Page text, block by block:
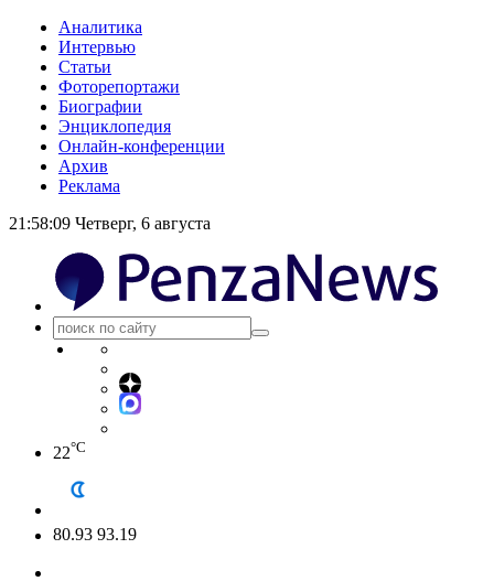
Аналитика
Интервью
Статьи
Фоторепортажи
Биографии
Энциклопедия
Онлайн-конференции
Архив
Реклама
21:58:10 Четверг, 6 августа
22°C
80.93 93.19